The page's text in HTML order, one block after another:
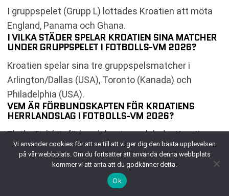
I gruppspelet (Grupp L) lottades Kroatien att möta
England, Panama och Ghana.
I VILKA STÄDER SPELAR KROATIEN SINA MATCHER
UNDER GRUPPSPELET I FOTBOLLS-VM 2026?
Kroatien spelar sina tre gruppspelsmatcher i
Arlington/Dallas (USA), Toronto (Kanada) och
Philadelphia (USA).
VEM ÄR FÖRBUNDSKAPTEN FÖR KROATIENS
HERRLANDSLAG I FOTBOLLS-VM 2026?
Zlatko Dalić är förbundskapten och leder Kroatiens
landslag under fotbolls-VM 2026, vilket blir hans
tredje raka världsmästerskap som huvudtränare för
KOMMER LAGKAPTENEN LUKA MODRIĆ ATT SPELA
Vi använder cookies för att se till att vi ger dig den bästa upplevelsen
på vår webbplats. Om du fortsätter att använda denna webbplats
kommer vi att anta att du godkänner detta.
Ok